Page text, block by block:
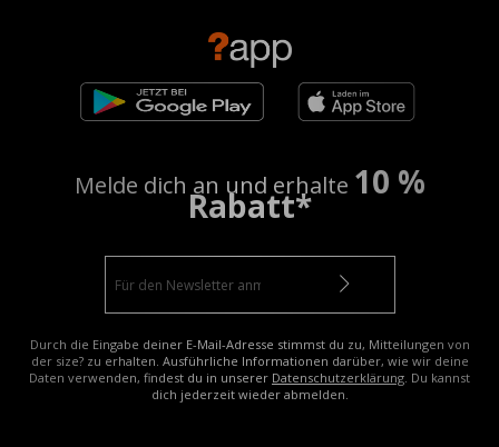
Melde dich an und erhalte 10 %
Rabatt*
Durch die Eingabe deiner E-Mail-Adresse stimmst du zu, Mitteilungen von
der size? zu erhalten. Ausführliche Informationen darüber, wie wir deine
Daten verwenden, findest du in unserer Datenschutzerklärung. Du kannst
dich jederzeit wieder abmelden.